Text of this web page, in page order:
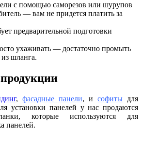
с помощью саморезов или шурупов
— вам не придется платить за
предварительной подготовки
ухаживать — достаточно промыть
шланга.
, фасадные панели, и софиты для
установки панелей у нас продаются
которые используются для
панелей.